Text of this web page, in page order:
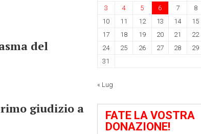
del
giudizio a
3
4 5 6 7 8
10
11 12 13 14 15
17
18 19 20 21 22
24
25 26 27 28 29
31
« Lug
FATE LA VOSTRA
DONAZIONE!